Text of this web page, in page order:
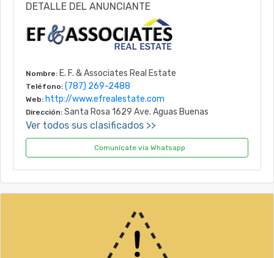
DETALLE DEL ANUNCIANTE
Nombre: E. F. & Associates Real Estate
Teléfono: (787) 269-2488
Web: http://www.efrealestate.com
Dirección: Santa Rosa 1629 Ave. Aguas Buenas
Ver todos sus clasificados >>
Comunícate via Whatsapp